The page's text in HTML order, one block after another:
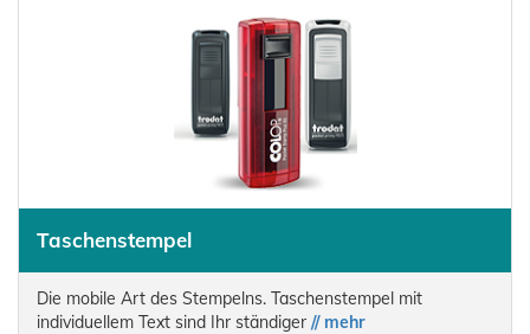
Taschenstempel
Die mobile Art des Stempelns. Taschenstempel mit
individuellem Text sind Ihr ständiger // mehr